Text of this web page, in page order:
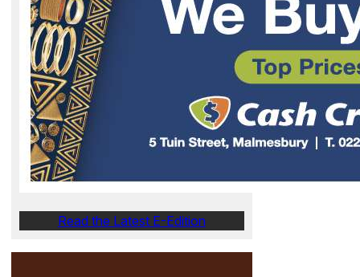
Read the Latest E-Edition